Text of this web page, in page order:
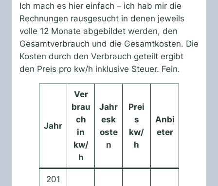
Ich mach es hier einfach – ich hab mir die
Rechnungen rausgesucht in denen jeweils
volle 12 Monate abgebildet werden, den
Gesamtverbrauch und die Gesamtkosten. Die
Kosten durch den Verbrauch geteilt ergibt
den Preis pro kw/h inklusive Steuer. Fein.
Jahr
Ver
brau
ch
in
kw/
h
Jahr
esk
oste
n
Prei
s
kw/
h
Anbi
eter
201